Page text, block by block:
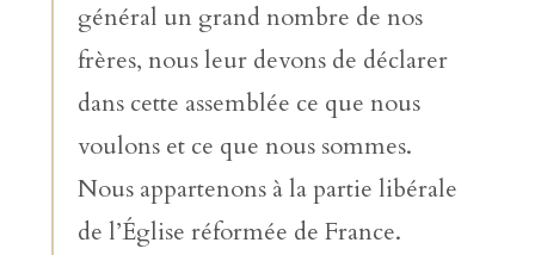
général un grand nombre de nos
frères, nous leur devons de déclarer
dans cette assemblée ce que nous
voulons et ce que nous sommes.
Nous appartenons à la partie libérale
de l’Église réformée de France.